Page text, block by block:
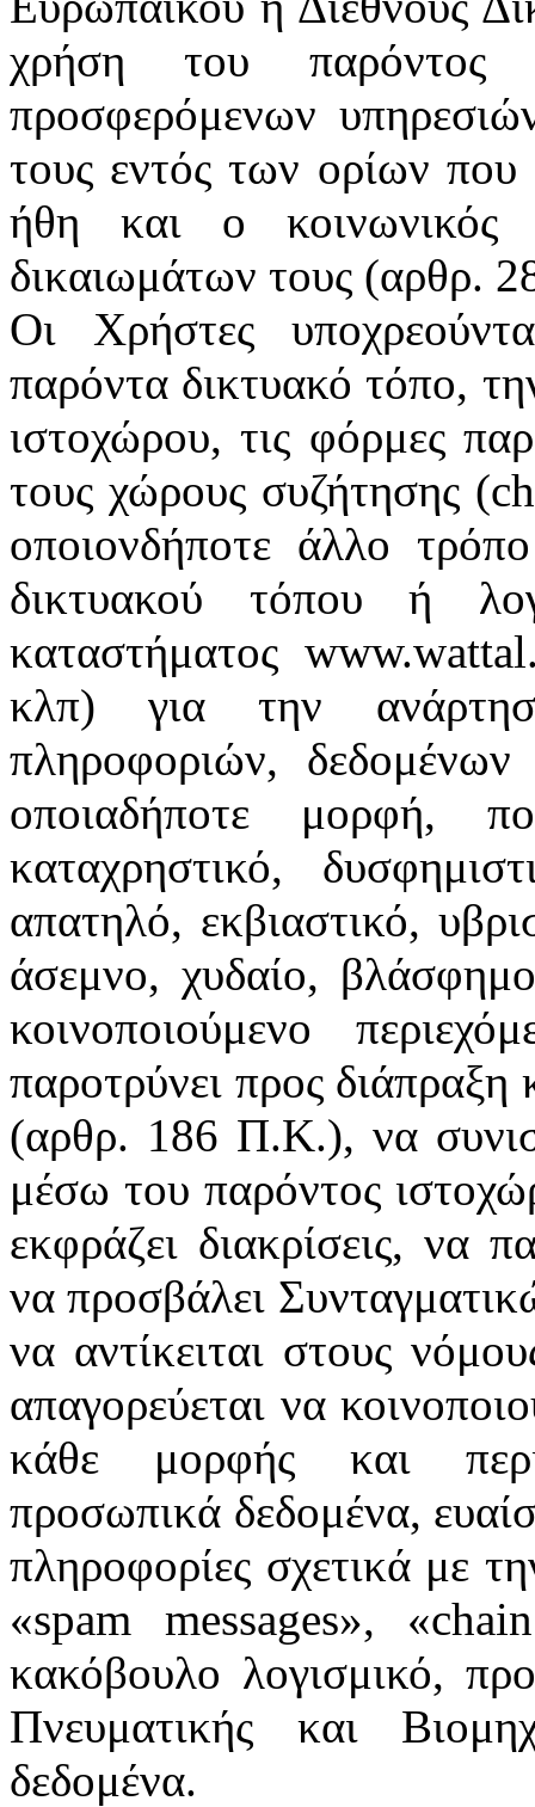
χρήση του παρόντος
προσφερόμενων
τους εντός των ορίων
ήθη και ο κοινωνικός
δικαιωμάτων τους (αρθρ.
Οι Χρήστες
παρόντα δικτυακό τόπο,
ιστοχώρου, τις φόρμες
τους χώρους συζήτησης
οποιονδήποτε άλλο
δικτυακού τόπου ή
καταστήματος
κλπ) για την
πληροφοριών, δεδομένων
οποιαδήποτε μορφή,
καταχρηστικό,
απατηλό, εκβιαστικό,
άσεμνο, χυδαίο,
κοινοποιούμενο
παροτρύνει προς
(αρθρ. 186 Π.Κ.), να
μέσω του παρόντος
εκφράζει διακρίσεις, να
να προσβάλει
να αντίκειται στους
απαγορεύεται να
κάθε μορφής και
προσωπικά δεδομένα,
πληροφορίες σχετικά με
«spam messages»,
κακόβουλο λογισμικό,
Πνευματικής και
δεδομένα.